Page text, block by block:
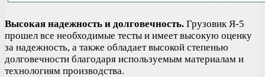
Высокая надежность и долговечность. Грузовик Я-5
прошел все необходимые тесты и имеет высокую оценку
за надежность, а также обладает высокой степенью
долговечности благодаря используемым материалам и
технологиям производства.